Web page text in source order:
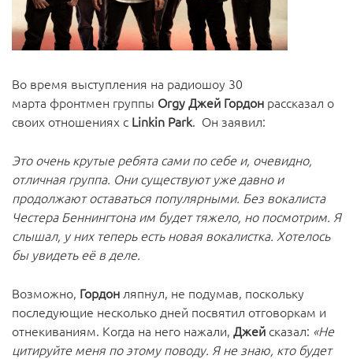
Во время выступления на радиошоу 30
марта фронтмен группы Orgy Джей Гордон рассказал о
своих отношениях с Linkin Park. Он заявил:
Это очень крутые ребята сами по себе и, очевидно,
отличная группа. Они существуют уже давно и
продолжают оставаться популярными. Без вокалиста
Честера Беннингтона им будет тяжело, но посмотрим. Я
слышал, у них теперь есть новая вокалистка. Хотелось
бы увидеть её в деле.
Возможно, Гордон ляпнул, не подумав, поскольку
последующие несколько дней посвятил отговоркам и
отнекиваниям. Когда на него нажали, Джей сказал: «Не
цитируйте меня по этому поводу. Я не знаю, кто будет